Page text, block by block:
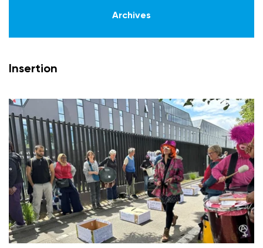
Archives
Insertion